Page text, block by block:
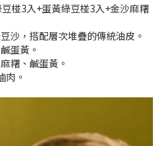
椪3入+蛋黃綠豆椪3入+金沙麻糬
沙，搭配層次堆疊的傳統油皮。
蛋黃。
糬、鹹蛋黃。
肉。